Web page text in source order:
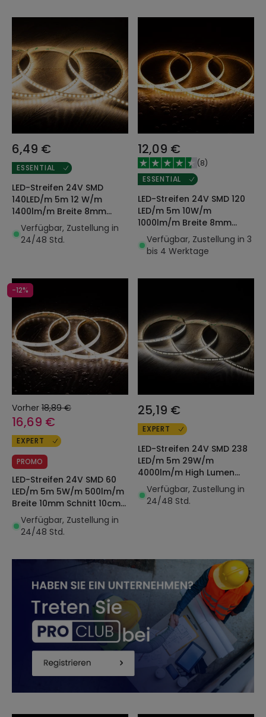
6,49 €
ESSENTIAL
LED-Streifen 24V SMD
140LED/m 5m 12 W/m
1400lm/m Breite 8mm
Schnitt alle 5cm IP20
Verfügbar, Zustellung in
24/48 Std.
12,09 €
(8)
ESSENTIAL
LED-Streifen 24V SMD 120
LED/m 5m 10W/m
1000lm/m Breite 8mm
Schnitt 5cm IP65
Verfügbar, Zustellung in 3
bis 4 Werktage
-12%
Vorher 18,89 €
16,69 €
EXPERT
PROMO
LED-Streifen 24V SMD 60
LED/m 5m 5W/m 500lm/m
Breite 10mm Schnitt 10cm
Wasserdicht IP68 SILICONE
FLEX
Verfügbar, Zustellung in
24/48 Std.
25,19 €
EXPERT
LED-Streifen 24V SMD 238
LED/m 5m 29W/m
4000lm/m High Lumen
Breite 10mm Schnitt 3cm
IP20
Verfügbar, Zustellung in
24/48 Std.